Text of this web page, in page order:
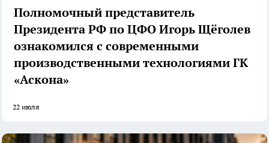
Полномочный представитель
Президента РФ по ЦФО Игорь Щёголев
ознакомился с современными
производственными технологиями ГК
«Аскона»
22 июля